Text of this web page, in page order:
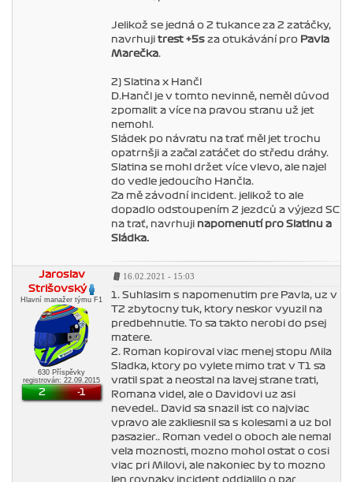
Jelikož se jedná o 2 ťukance za 2 zatáčky,
navrhuji trest +5s za oťukávání pro Pavla
Marečka.
2) Slatina x Hančl
D.Hančl je v tomto nevinně, neměl důvod
zpomalit a více na pravou stranu už jet
nemohl.
Sládek po návratu na trať měl jet trochu
opatrnšji a začal zatáčet do středu dráhy.
Slatina se mohl držet více vlevo, ale najel
do vedle jedoucího Hančla.
Za mě závodní incident. jelikož to ale
dopadlo odstoupením 2 jezdců a výjezd SC
na trať, navrhuji napomenutí pro Slatinu a
Sládka.
Jaroslav
Strišovský
Hlavní manažer týmu F1
630 Příspěvky
registrován: 22.09.2015
2 -1
16.02.2021 - 15:03
1. Suhlasim s napomenutim pre Pavla, uz v
T2 zbytocny tuk, ktory neskor vyuzil na
predbehnutie. To sa takto nerobi do psej
matere.
2. Roman kopiroval viac menej stopu Mila
Sladka, ktory po vylete mimo trat v T1 sa
vratil spat a neostal na lavej strane trati,
Romana videl, ale o Davidovi uz asi
nevedel.. David sa snazil ist co najviac
vpravo ale zakliesnil sa s kolesami a uz bol
pasazier.. Roman vedel o oboch ale nemal
vela moznosti, mozno mohol ostat o cosi
viac pri Milovi, ale nakoniec by to mozno
len rovnaky incident oddialilo o par